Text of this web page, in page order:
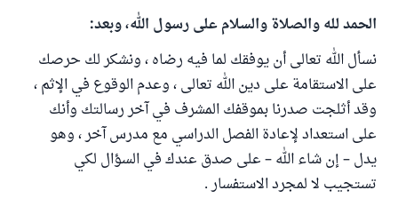
الحمد لله والصلاة والسلام على رسول الله، وبعد:
نسأل الله تعالى أن يوفقك لما فيه رضاه ، ونشكر لك حرصك
على الاستقامة على دين الله تعالى ، وعدم الوقوع في الإثم ،
وقد أثلجت صدرنا بموقفك المشرف في آخر رسالتك وأنك
على استعداد لإعادة الفصل الدراسي مع مدرس آخر ، وهو
يدل – إن شاء الله – على صدق عندك في السؤال لكي
تستجيب لا لمجرد الاستفسار .